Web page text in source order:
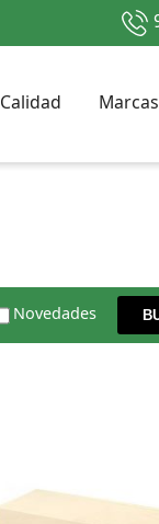
Calidad Marcas
Novedades